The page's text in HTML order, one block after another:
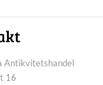
Antikvitetshandel
16